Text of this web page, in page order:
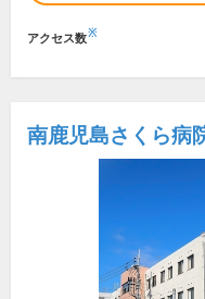
アクセス数※
南鹿児島さくら病